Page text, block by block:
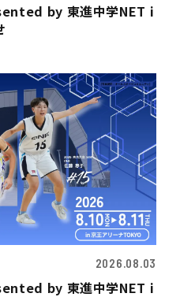
by 東進中学NET i
2026.08.03
by 東進中学NET i